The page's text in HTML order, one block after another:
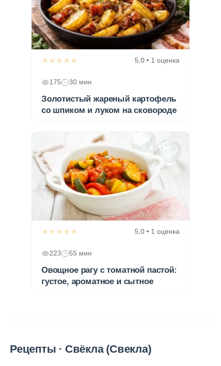
★★★★★ 5,0 • 1 оценка
175 30 мин
Золотистый жареный картофель
со шпиком и луком на сковороде
★★★★★ 5,0 • 1 оценка
223 55 мин
Овощное рагу с томатной пастой:
густое, ароматное и сытное
Рецепты · Свёкла (Свекла)